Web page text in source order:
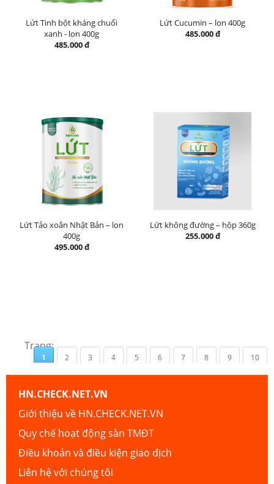
Lứt Tinh bột kháng chuối
xanh - lon 400g
485.000 đ
Lứt Cucumin – lon 400g
485.000 đ
Lứt Tảo xoắn Nhật Bản – lon
400g
495.000 đ
Lứt không đường – hộp 360g
255.000 đ
Trang:
1 2 3 4 5 6 7 8 9 10
HN.CHECK.NET.VN
Giới thiệu về HN.CHECK.NET.VN
Quy chế hoạt động sàn TMĐT
Điều khoản và điều kiện giao dịch
Liên hệ với chúng tôi